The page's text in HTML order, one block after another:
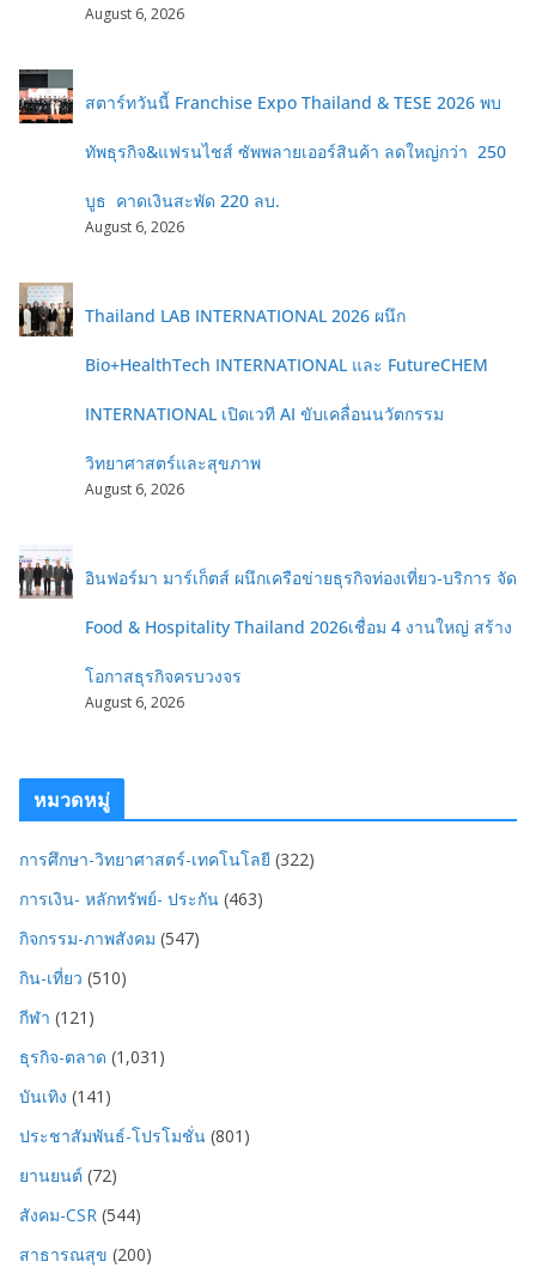
August 6, 2026
สตาร์ทวันนี้ Franchise Expo Thailand & TESE 2026 พบ
ทัพธุรกิจ&แฟรนไชส์ ซัพพลายเออร์สินค้า ลดใหญ่กว่า 250
บูธ คาดเงินสะพัด 220 ลบ.
August 6, 2026
Thailand LAB INTERNATIONAL 2026 ผนึก
Bio+HealthTech INTERNATIONAL และ FutureCHEM
INTERNATIONAL เปิดเวที AI ขับเคลื่อนนวัตกรรม
วิทยาศาสตร์และสุขภาพ
August 6, 2026
อินฟอร์มา มาร์เก็ตส์ ผนึกเครือข่ายธุรกิจท่องเที่ยว-บริการ จัด
Food & Hospitality Thailand 2026เชื่อม 4 งานใหญ่ สร้าง
โอกาสธุรกิจครบวงจร
August 6, 2026
หมวดหมู่
การศึกษา-วิทยาศาสตร์-เทคโนโลยี (322)
การเงิน- หลักทรัพย์- ประกัน (463)
กิจกรรม-ภาพสังคม (547)
กิน-เที่ยว (510)
กีฬา (121)
ธุรกิจ-ตลาด (1,031)
บันเทิง (141)
ประชาสัมพันธ์-โปรโมชั่น (801)
ยานยนต์ (72)
สังคม-CSR (544)
สาธารณสุข (200)